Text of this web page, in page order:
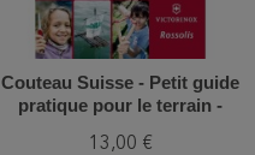
Couteau Suisse - Petit guide
pratique pour le terrain -
13,00 €